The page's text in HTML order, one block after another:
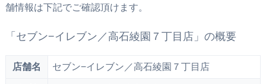
舗情報は下記でご確認頂けます。
「セブン−イレブン／高石綾園７丁目店」の概要
店舗名 セブン−イレブン／高石綾園７丁目店